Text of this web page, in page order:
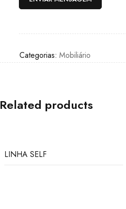
Categorias: Mobiliário
Related products
LINHA SELF